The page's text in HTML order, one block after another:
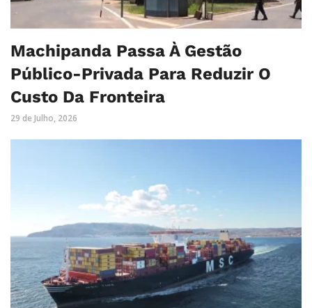
Machipanda Passa À Gestão
Público-Privada Para Reduzir O
Custo Da Fronteira
29 de Julho, 2026